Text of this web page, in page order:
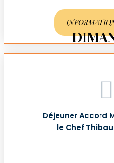
Déjeuner Accord
le Chef